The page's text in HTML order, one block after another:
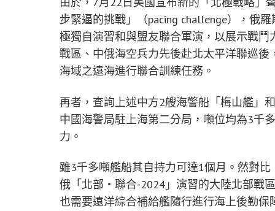
步緊逼的挑戰」（pacing challenge），俄
極獨自演習和與盟友聯合軍演，以展示戰
戰區、中俄海空兵力先後赴北太平洋聯巡
海域之遠海進行聯合訓練任務。
再者，查詢上述中方2艘海警船「梅山艦」
中國海警局駐上海第二分局，噸位均為3千
力。
雖3千多噸艦船其自持力可達1個月。然對
俄「北部‧聯合-2024」演習的大陸北部戰
也需要遠洋綜合補給艦隨行進行海上後勤